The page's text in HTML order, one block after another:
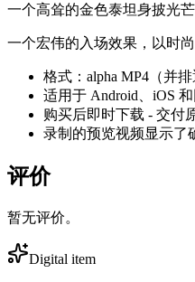
一个高耸的金色泰坦身披光
一个宏伟的入场效果，以时
格式：alpha MP4（并排
适用于 Android、iOS
购买后即时下载 - 交付
录制的预览视频显示了
评价
暂无评价。
Digital item